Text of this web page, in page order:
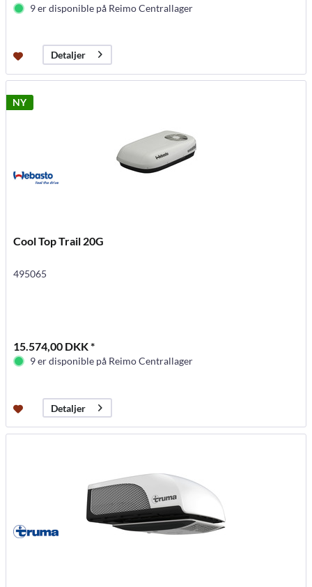
9 er disponible på Reimo Centrallager
Detaljer
NY
Cool Top Trail 20G
495065
15.574,00 DKK *
9 er disponible på Reimo Centrallager
Detaljer